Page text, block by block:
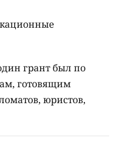
грант был по
готовящим
юристов,